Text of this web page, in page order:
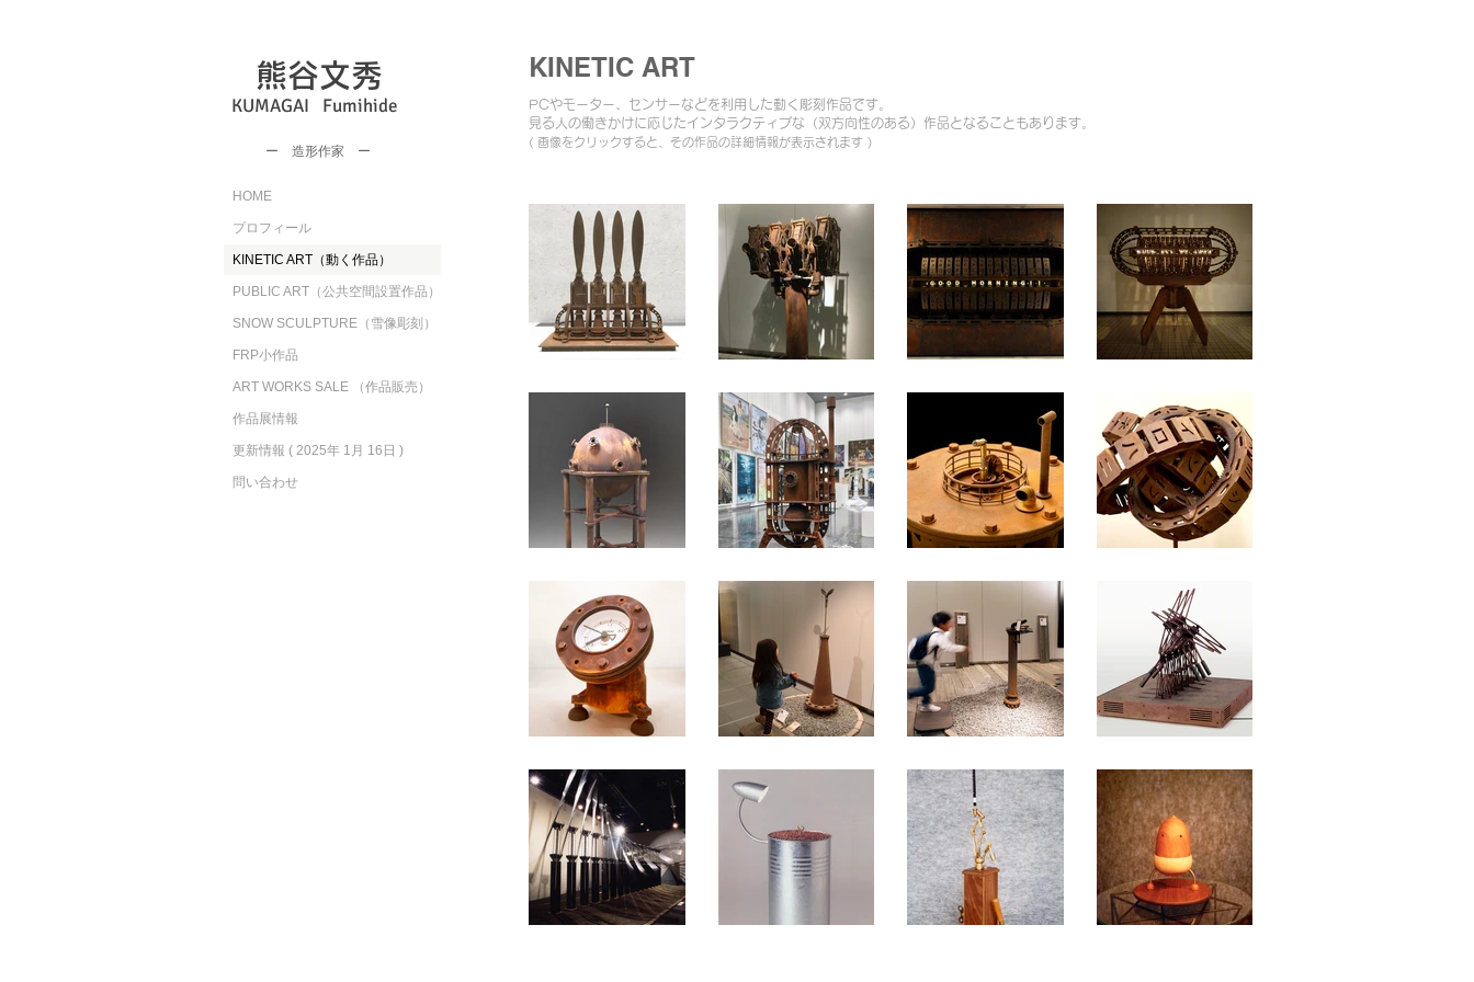
KINETIC ART
PCやモーター、センサーなどを利用した動く彫刻作品です。
​見る人の働きかけに応じたインタラクティブな（双方向性のある）作品となることもあります。
​( 画像をクリックすると、その作品の詳細情報が表示されます )
熊谷文秀
KUMAGAI Fumihide
​ー 造形作家 ー
HOME
プロフィール
KINETIC ART（動く作品）
PUBLIC ART（公共空間設置作品）
SNOW SCULPTURE（雪像彫刻）
FRP小作品
ART WORKS SALE （作品販売）
作品展情報
更新情報 ( 2025年 1月 16日 )
問い合わせ